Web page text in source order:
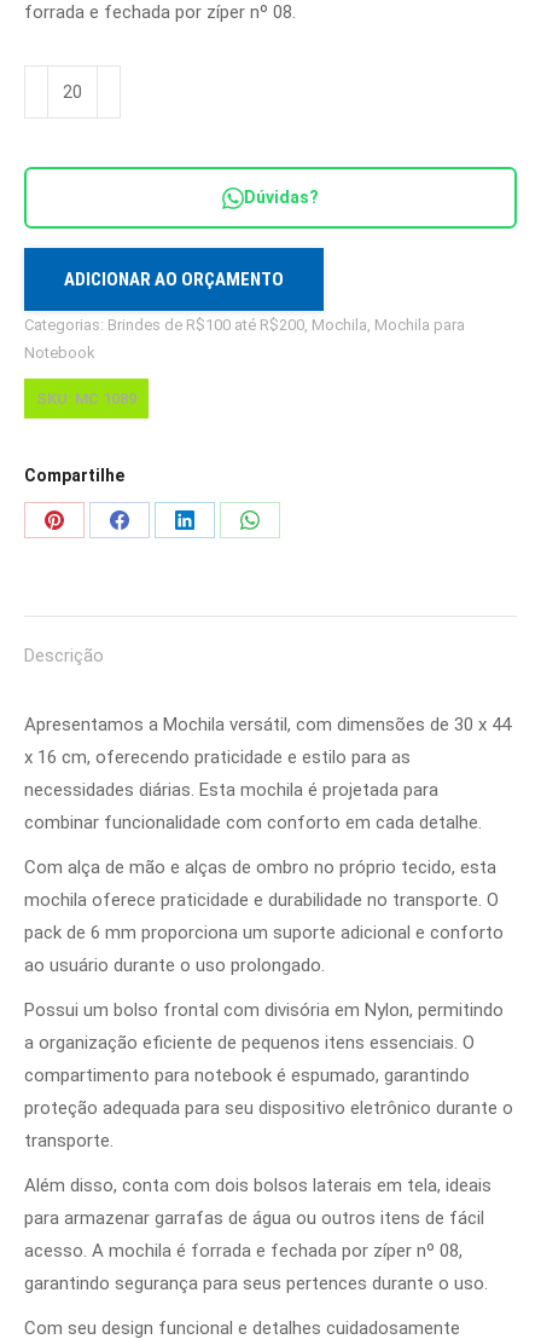
forrada e fechada por zíper nº 08.
Mochila
para
Ideal
Tecno
MC
1089
quantidade
Dúvidas?
ADICIONAR AO ORÇAMENTO
Categorias: Brindes de R$100 até R$200, Mochila, Mochila para
Notebook
SKU: MC 1089
Compartilhe
Share
Share
Share
Share
Descrição
Apresentamos a Mochila versátil, com dimensões de 30 x 44
x 16 cm, oferecendo praticidade e estilo para as
necessidades diárias. Esta mochila é projetada para
combinar funcionalidade com conforto em cada detalhe.
Com alça de mão e alças de ombro no próprio tecido, esta
mochila oferece praticidade e durabilidade no transporte. O
pack de 6 mm proporciona um suporte adicional e conforto
ao usuário durante o uso prolongado.
Possui um bolso frontal com divisória em Nylon, permitindo
a organização eficiente de pequenos itens essenciais. O
compartimento para notebook é espumado, garantindo
proteção adequada para seu dispositivo eletrônico durante o
transporte.
Além disso, conta com dois bolsos laterais em tela, ideais
para armazenar garrafas de água ou outros itens de fácil
acesso. A mochila é forrada e fechada por zíper nº 08,
garantindo segurança para seus pertences durante o uso.
Com seu design funcional e detalhes cuidadosamente